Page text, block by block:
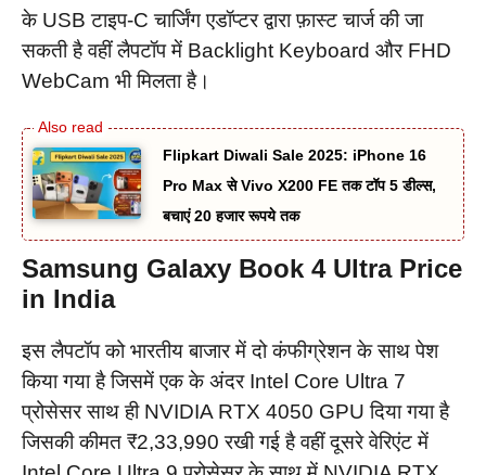
के USB टाइप-C चार्जिंग एडॉप्टर द्वारा फ़ास्ट चार्ज की जा
सकती है वहीं लैपटॉप में Backlight Keyboard और FHD
WebCam भी मिलता है।
Flipkart Diwali Sale 2025: iPhone 16
Pro Max से Vivo X200 FE तक टॉप 5 डील्स,
बचाएं 20 हजार रूपये तक
Samsung Galaxy Book 4 Ultra Price
in India
इस लैपटॉप को भारतीय बाजार में दो कंफीग्रेशन के साथ पेश
किया गया है जिसमें एक के अंदर Intel Core Ultra 7
प्रोसेसर साथ ही NVIDIA RTX 4050 GPU दिया गया है
जिसकी कीमत ₹2,33,990 रखी गई है वहीं दूसरे वेरिएंट में